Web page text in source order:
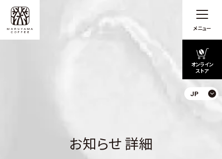
メニュー
オンライン
ストア
JP
お知らせ 詳細